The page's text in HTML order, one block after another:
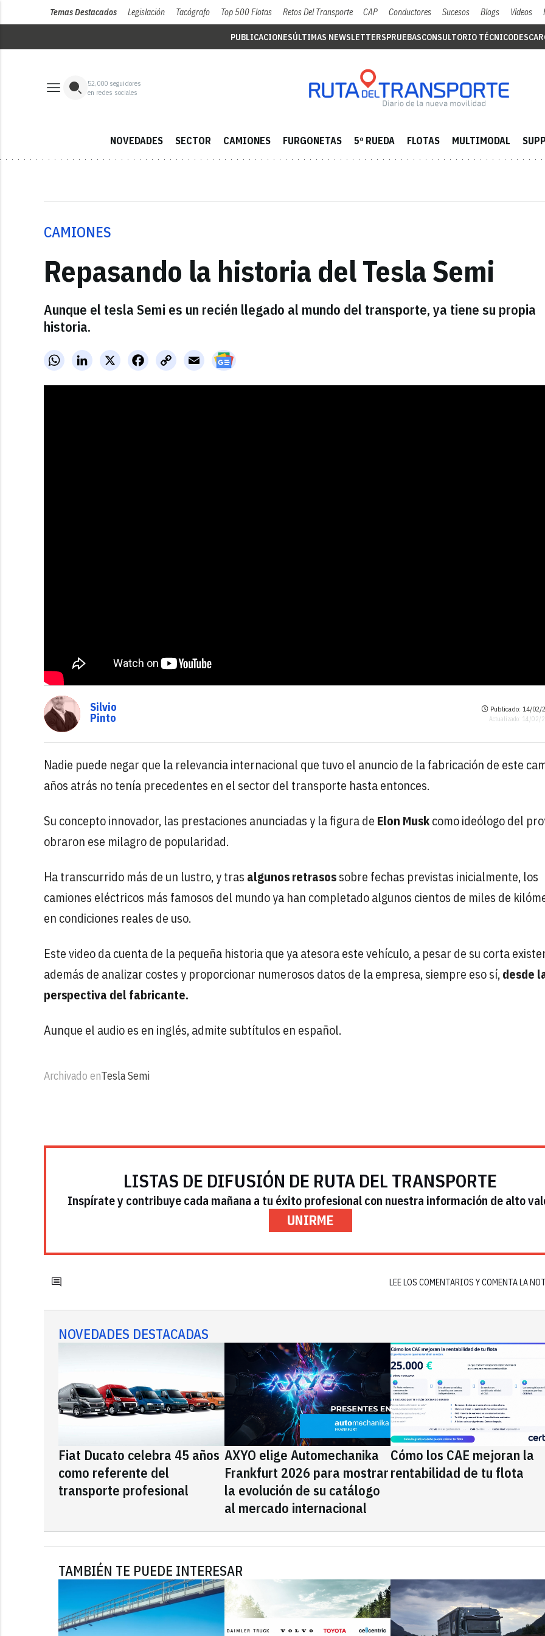
Temas Destacados Legislación Tacógrafo Top 500 Flotas Retos Del Transporte CAP Conductores Sucesos Blogs Vídeos
PUBLICACIONESÚLTIMAS NEWSLETTERSPRUEBASCONSULTORIO TÉCNICO
52,000 seguidores
en redes sociales
NOVEDADES SECTOR CAMIONES FURGONETAS 5º RUEDA FLOTAS MULTIMODAL
CAMIONES
Repasando la historia del Tesla Semi
Aunque el tesla Semi es un recién llegado al mundo del transporte, ya tiene su propia
historia.
WhatsAppLinkedInX FacebookCopy
Link
Email
Silvio
Pinto
Publicado: 14/02/
Actualizado: 14/02/
Nadie puede negar que la relevancia internacional que tuvo el anuncio de la fabricación de este
años atrás no tenía precedentes en el sector del transporte hasta entonces.
Su concepto innovador, las prestaciones anunciadas y la figura de Elon Muskcomo ideólogo del
obraron ese milagro de popularidad.
Ha transcurrido más de un lustro, y tras algunos retrasossobre fechas previstas inicialmente, los
camiones eléctricos más famosos del mundo ya han completado algunos cientos de miles de
en condiciones reales de uso.
Este video da cuenta de la pequeña historia que ya atesora este vehículo, a pesar de su corta
además de analizar costes y proporcionar numerosos datos de la empresa, siempre eso sí,desde
perspectiva del fabricante.
Aunque el audio es en inglés, admite subtítulos en español.
Archivado enTesla Semi
LISTAS DE DIFUSIÓN DE RUTA DEL TRANSPORTE
Inspírate y contribuye cada mañana a tu éxito profesional con nuestra información de alto
UNIRME
LEE LOS COMENTARIOS Y COMENTA LA
NOVEDADES DESTACADAS
Fiat Ducato celebra 45 años
como referente del
transporte profesional
AXYO elige Automechanika
Frankfurt 2026 para mostrar
la evolución de su catálogo
al mercado internacional
Cómo los CAE mejoran la
rentabilidad de tu flota
TAMBIÉN TE PUEDE INTERESAR